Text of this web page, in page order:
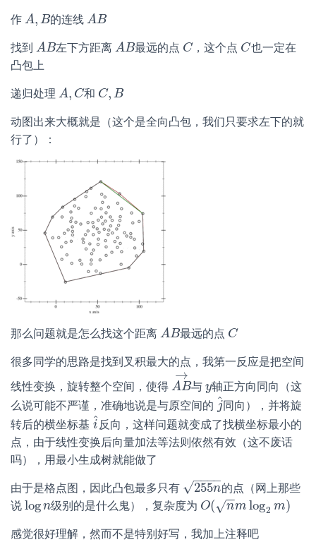
作 A, B
A,B 的连线AB
AB
找到 AB
AB 左下方距离AB
AB 最远的点 C
C ，这个点 C
C也一定在
凸包上
递归处理 A, C
A,C 和 C, B
C,B
动图出来大概就是（这个是全向凸包，我们只要求左下的就
行了）：
那么问题就是怎么找这个距离 AB
AB 最远的点 C
C
很多同学的思路是找到叉积最大的点，我第一反应是把空间
线性变换，旋转整个空间，使得 AB
→
AB→
与y
y轴正方向同向（这
么说可能不严谨，准确地说是与原空间的 j
^
j^同向），并将旋
转后的横坐标基 i
^
i^反向，这样问题就变成了找横坐标最小的
点，由于线性变换后向量加法等法则依然有效（这不废话
吗），用最小生成树就能做了
由于是格点图，因此凸包最多只有
255n
− −
−−
√
255n
的点（网上那些
说 logn
logn级别的是什么鬼），复杂度为 O( n
−
−
√ m log2 m)
O(nmlog 2m)
感觉很好理解，然而不是特别好写，我加上注释吧